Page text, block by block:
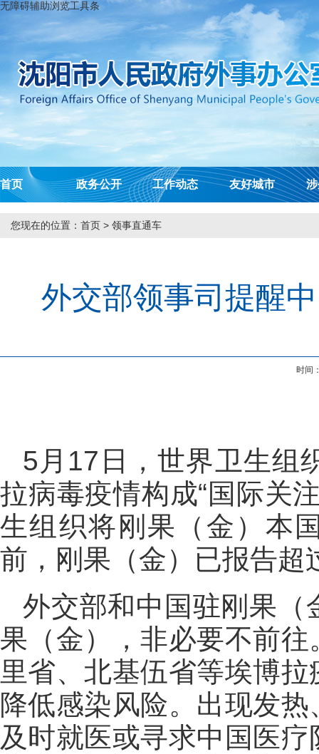
无障碍辅助浏览工具条
首页 政务公开 工作动态 友好城市
您现在的位置： 首页 > 领事直通车
外交部领事司提醒
时间
5月17日，世界卫生组
拉病毒疫情构成“国际关
生组织将刚果（金）本
前，刚果（金）已报告超
外交部和中国驻刚果（
果（金），非必要不前
里省、北基伍省等埃博
降低感染风险。出现发
及时就医或寻求中国医